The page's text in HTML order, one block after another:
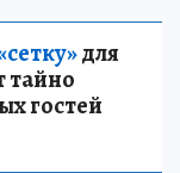
для
тайно
гостей